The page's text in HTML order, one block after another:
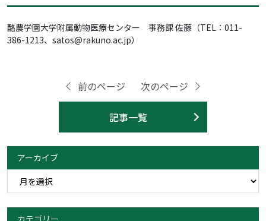
酪農学園大学附属動物医療センター 事務課 佐藤（TEL：011-
386-1213、satos@rakuno.ac.jp）
前のページ
記事一覧
次のページ
アーカイブ
カテゴリー